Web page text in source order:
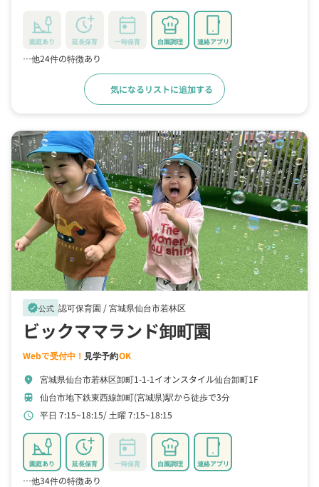
園庭あり 延長保育 一時保育 自園調理 連絡アプリ
…他24件の特徴あり
気になるリストに追加する
verified公式 認可保育園 /宮城県仙台市若林区
ビックママランド卸町園
Webで受付中！ 見学予約OK
location_on 宮城県仙台市若林区卸町1-1-1イオンスタイル仙台卸町1F
train 仙台市地下鉄東西線卸町(宮城県)駅から徒歩で3分
schedule 平日 7:15~18:15 土曜 7:15~18:15
園庭あり 延長保育 一時保育 自園調理 連絡アプリ
…他34件の特徴あり